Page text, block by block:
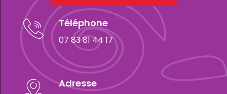
Téléphone
07 83 81 44 17
Adresse